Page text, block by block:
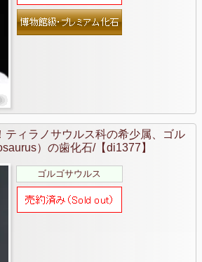
ティラノサウルス科の希少属、ゴル
）の歯化石/【di1377】
ゴルゴサウルス